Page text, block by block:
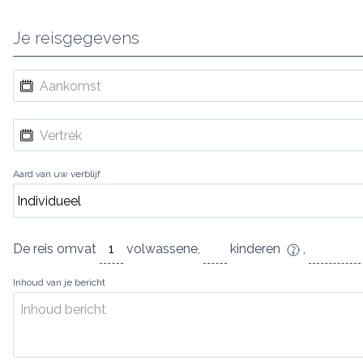
Je reisgegevens
Aard van uw verblijf
De reis omvat volwassene, kinderen ,
Inhoud van je bericht